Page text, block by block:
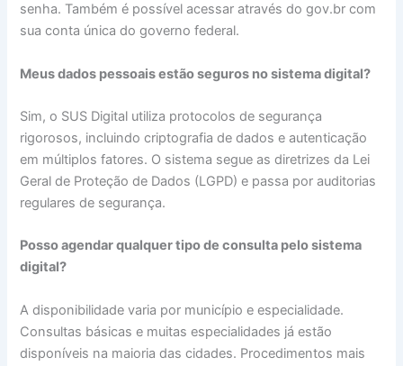
senha. Também é possível acessar através do gov.br com
sua conta única do governo federal.
Meus dados pessoais estão seguros no sistema digital?
Sim, o SUS Digital utiliza protocolos de segurança
rigorosos, incluindo criptografia de dados e autenticação
em múltiplos fatores. O sistema segue as diretrizes da Lei
Geral de Proteção de Dados (LGPD) e passa por auditorias
regulares de segurança.
Posso agendar qualquer tipo de consulta pelo sistema
digital?
A disponibilidade varia por município e especialidade.
Consultas básicas e muitas especialidades já estão
disponíveis na maioria das cidades. Procedimentos mais